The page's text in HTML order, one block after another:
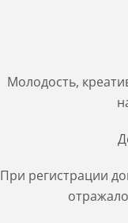
Молодость,
При регистрации